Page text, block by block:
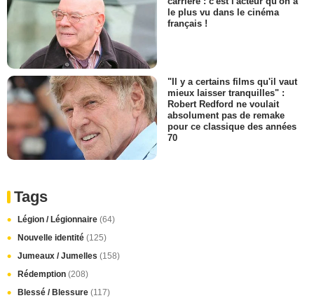
le plus vu dans le cinéma
français !
"Il y a certains films qu'il vaut
mieux laisser tranquilles" :
Robert Redford ne voulait
absolument pas de remake
pour ce classique des années
70
Tags
Légion / Légionnaire (64)
Nouvelle identité (125)
Jumeaux / Jumelles (158)
Rédemption (208)
Blessé / Blessure (117)